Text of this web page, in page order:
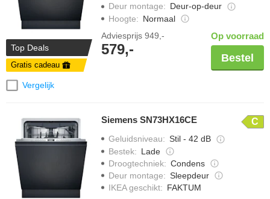
Top Deals
Gratis cadeau
Vergelijk
Deur montage: Deur-op-deur
Hoogte: Normaal
Adviesprijs 949,-
579,-
Op voorraad
Bestel
Siemens SN73HX16CE C
Geluidsniveau: Stil - 42 dB
Bestek: Lade
Droogtechniek: Condens
Deur montage: Sleepdeur
IKEA geschikt: FAKTUM